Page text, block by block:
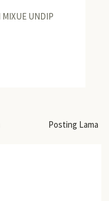
MIXUE UNDIP
Posting Lama